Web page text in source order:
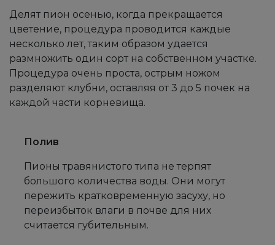
Делят пион осенью, когда прекращается
цветение, процедура проводится каждые
несколько лет, таким образом удается
размножить один сорт на собственном участке.
Процедура очень проста, острым ножом
разделяют клубни, оставляя от 3 до 5 почек на
каждой части корневища.
Полив
Пионы травянистого типа не терпят
большого количества воды. Они могут
пережить кратковременную засуху, но
переизбыток влаги в почве для них
считается губительным.